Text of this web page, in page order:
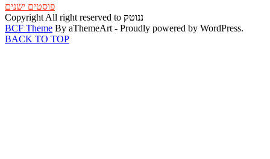
פוסטים ישנים
Copyright All right reserved to ננוטק
BCF Theme By aThemeArt - Proudly powered by WordPress.
BACK TO TOP